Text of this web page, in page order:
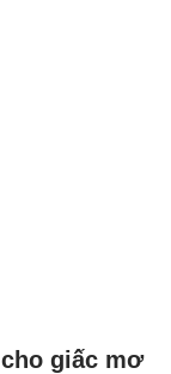
giấc mơ